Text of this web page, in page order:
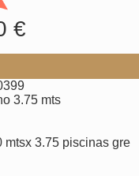
€
3.75 mts
mtsx 3.75 piscinas gre